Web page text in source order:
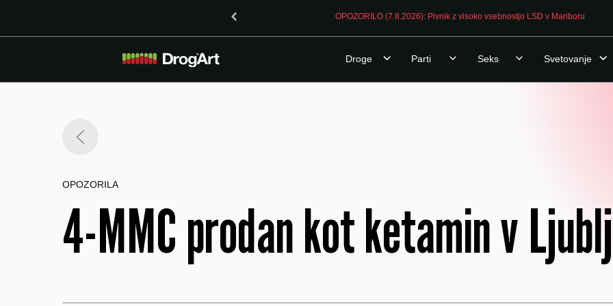
OPOZORILO (7.8.2026): Pivnik z visoko vsebnostjo LSD v Mariboru
Droge Parti Seks Svetovanje
OPOZORILA
4-MMC prodan kot ketamin v